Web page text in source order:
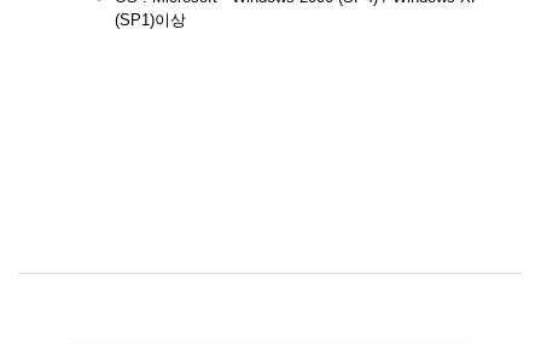
(SP1)이상